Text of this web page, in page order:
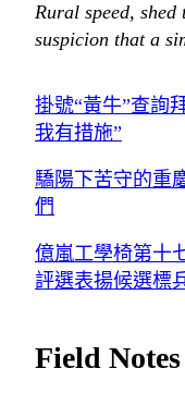
Rural speed,
suspicion that a
掛號“黃牛”查詢
我有措施”
驕陽下苦守的重
們
億嵐工學椅第十
評選表揚候選標
Field